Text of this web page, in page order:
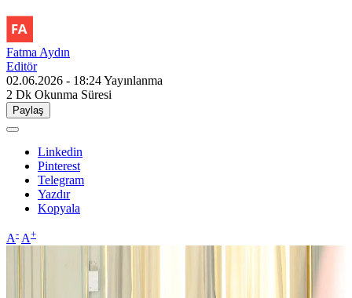
Fatma Aydın
Editör
02.06.2026 - 18:24Yayınlanma
2 Dk Okunma Süresi
Paylaş
Linkedin
Pinterest
Telegram
Yazdır
Kopyala
A- A+